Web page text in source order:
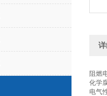
详
阻燃
化学
电气